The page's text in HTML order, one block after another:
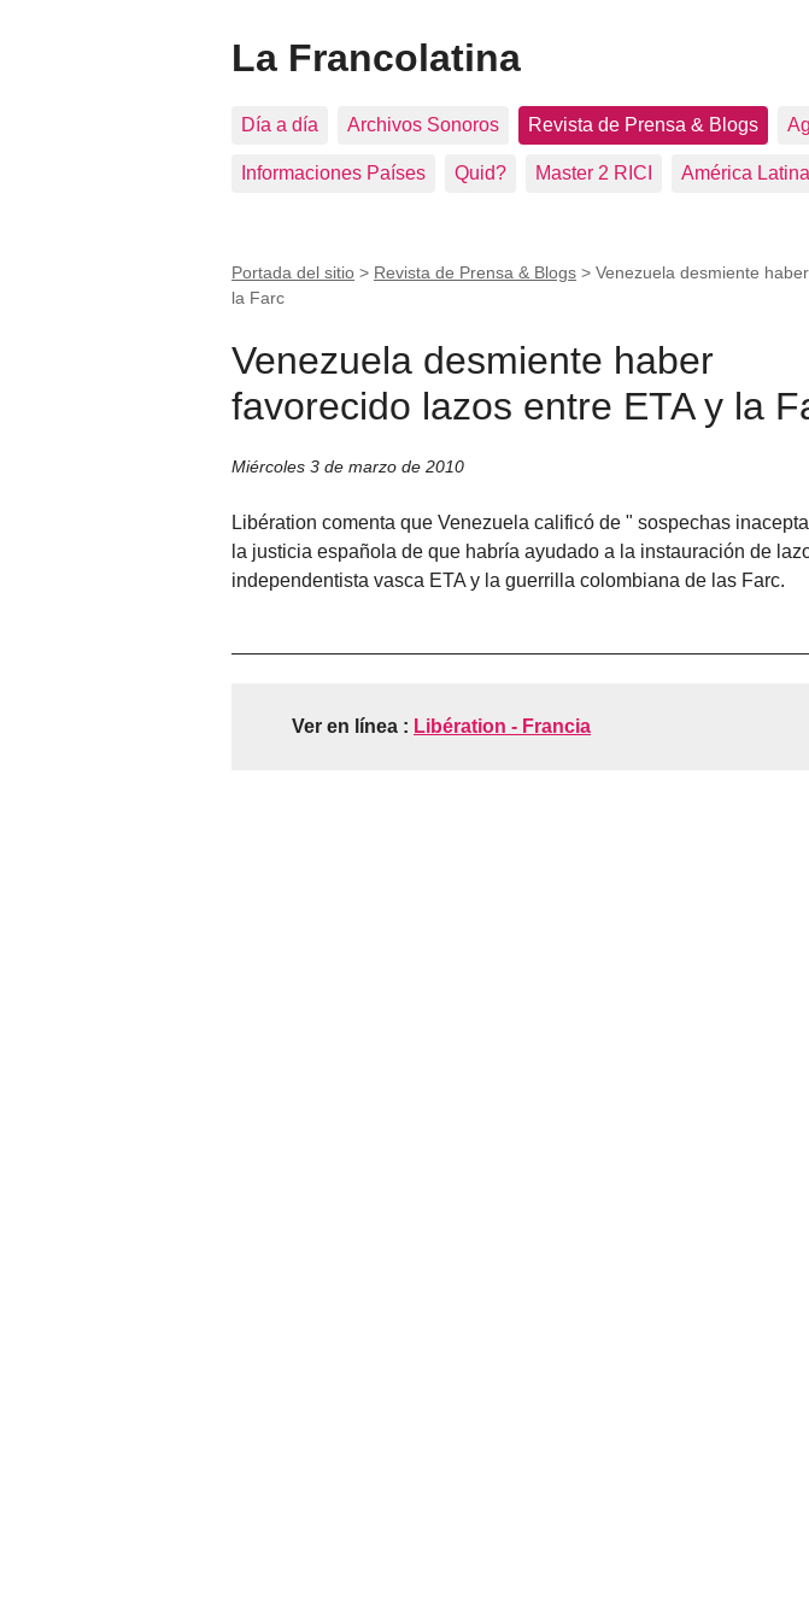
La Francolatina
Día a día Archivos Sonoros Revista de Prensa & Blogs
Informaciones Países Quid? Master 2 RICI América
Portada del sitio > Revista de Prensa & Blogs > Venezuela desmiente
la Farc
Venezuela desmiente haber
favorecido lazos entre ETA y la
Miércoles 3 de marzo de 2010
Libération comenta que Venezuela calificó de " sospechas
la justicia española de que habría ayudado a la instauración de
independentista vasca ETA y la guerrilla colombiana de las Farc.
Ver en línea : Libération - Francia